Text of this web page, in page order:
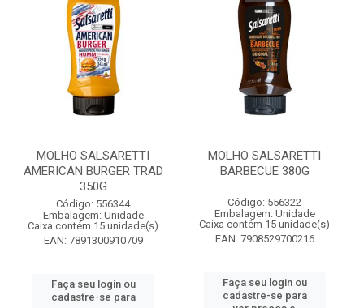
MOLHO SALSARETTI
AMERICAN BURGER TRAD
350G
Código: 556344
Embalagem: Unidade
Caixa contém 15 unidade(s)
EAN: 7891300910709
Faça seu login ou
cadastre-se para
MOLHO SALSARETTI
BARBECUE 380G
Código: 556322
Embalagem: Unidade
Caixa contém 15 unidade(s)
EAN: 7908529700216
Faça seu login ou
cadastre-se para